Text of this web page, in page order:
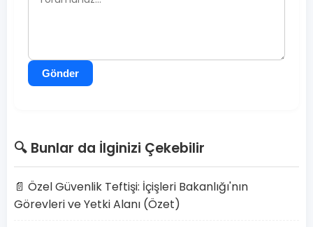
Gönder
🔍 Bunlar da İlginizi Çekebilir
📄 Özel Güvenlik Teftişi: İçişleri Bakanlığı'nın
Görevleri ve Yetki Alanı (Özet)